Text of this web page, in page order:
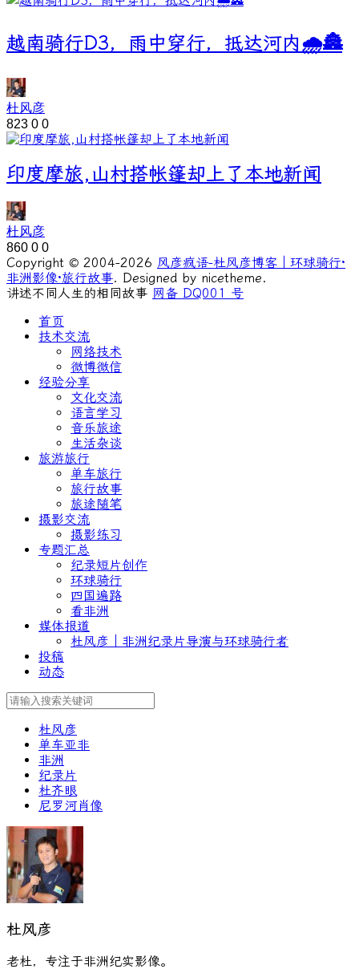
越南骑行D3，雨中穿行，抵达河内🌧️🏯
杜风彦
823 0 0
印度摩旅,山村搭帐篷却上了本地新闻
杜风彦
860 0 0
Copyright © 2004-2026 风彦疯语-杜风彦博客｜环球骑行·
非洲影像·旅行故事. Designed by nicetheme.
讲述不同人生的相同故事 网备 DQ001 号
首页
技术交流
网络技术
微博微信
经验分享
文化交流
语言学习
音乐旅途
生活杂谈
旅游旅行
单车旅行
旅行故事
旅途随笔
摄影交流
摄影练习
专题汇总
纪录短片创作
环球骑行
四国遍路
看非洲
媒体报道
杜风彦｜非洲纪录片导演与环球骑行者
投稿
动态
杜风彦
单车亚非
非洲
纪录片
杜齐眼
尼罗河肖像
杜风彦
老杜，专注于非洲纪实影像。